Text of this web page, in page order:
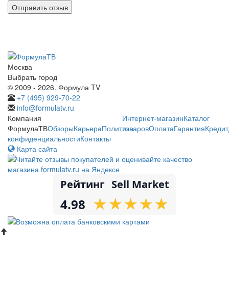
Москва
Выбрать город
© 2009 - 2026. Формула TV
+7 (495) 929-70-22
info@formulatv.ru
Компания
ФормулаТВОбзорыКарьераПолитика
конфиденциальностиКонтакты
Интернет-магазинКаталог
товаровОплатаГарантияКредит
Карта сайта
Рейтинг Sell Market
4.98 ★
★★
★★
★★
★★
★